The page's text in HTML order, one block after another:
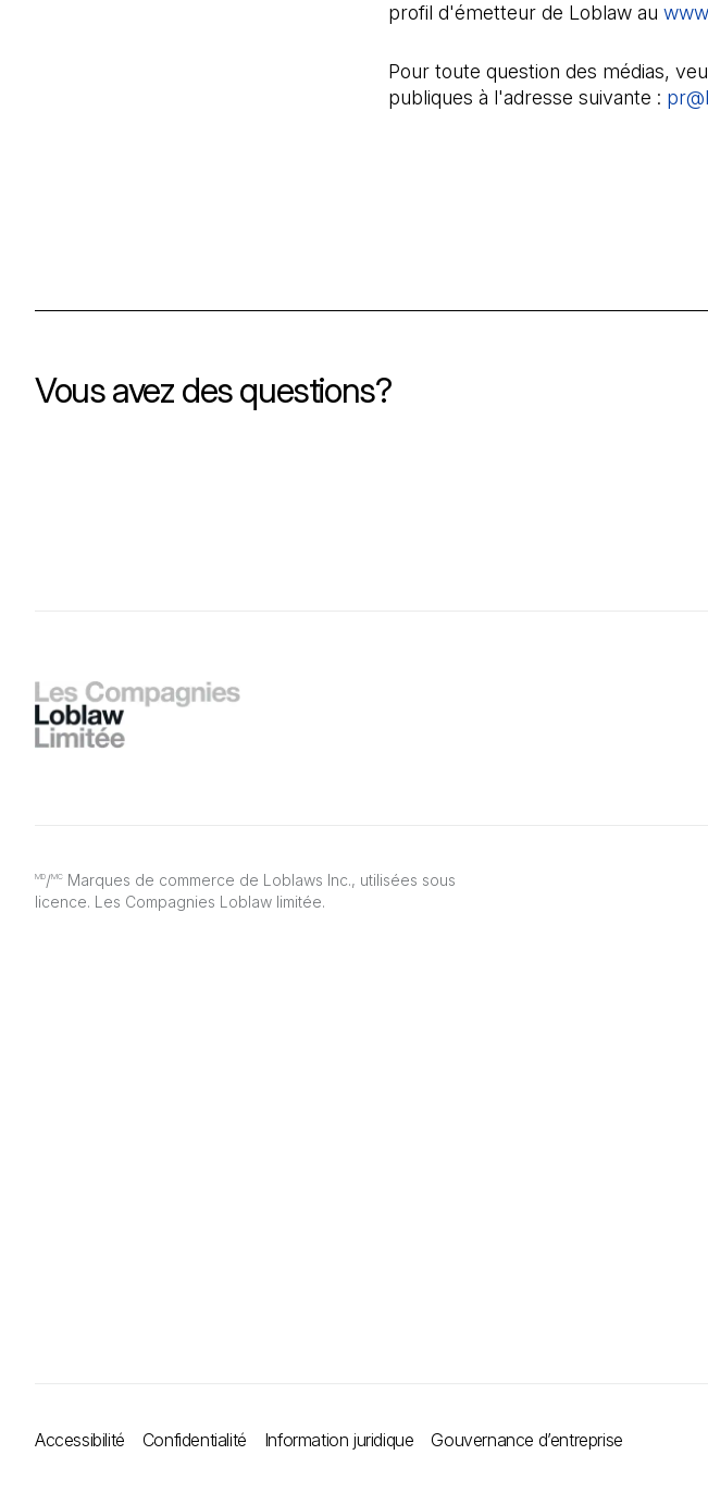
profil d'émetteur de Loblaw au
Pour toute question des médias,
publiques à l'adresse suivante :
Vous avez des questions?
MD/MC Marques de commerce de Loblaws Inc., utilisées sous
licence. Les Compagnies Loblaw limitée.
Accessibilité Confidentialité Information juridique Gouvernance d’entreprise